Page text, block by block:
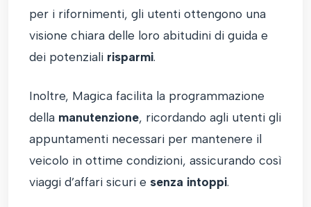
per i rifornimenti, gli utenti ottengono una
visione chiara delle loro abitudini di guida e
dei potenziali risparmi.
Inoltre, Magica facilita la programmazione
della manutenzione, ricordando agli utenti gli
appuntamenti necessari per mantenere il
veicolo in ottime condizioni, assicurando così
viaggi d’affari sicuri e senza intoppi.